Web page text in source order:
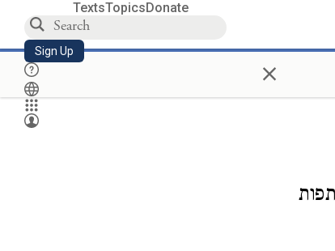
TextsTopicsDonate
Sign Up ×